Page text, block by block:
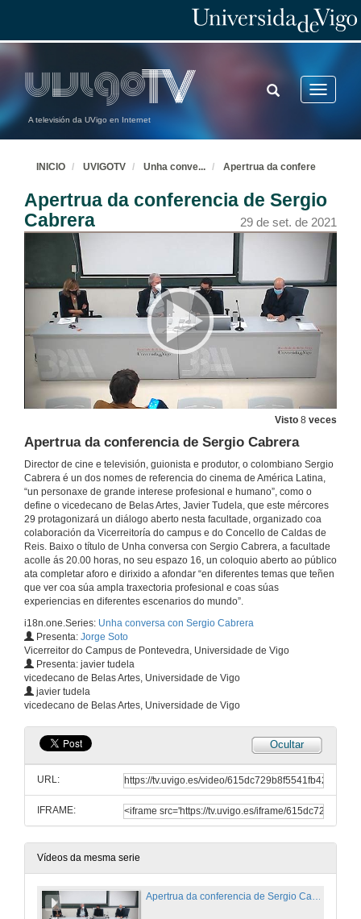
A televisión da UVigo en Internet
Toggle
TOGGLE
SEARCH
INICIO UVIGOTV Unha conve... Apertrua da confere
Apertrua da conferencia de Sergio
Cabrera
29 de set. de 2021
Visto 8 veces
Apertrua da conferencia de Sergio Cabrera
Director de cine e televisión, guionista e produtor, o colombiano Sergio
Cabrera é un dos nomes de referencia do cinema de América Latina,
“un personaxe de grande interese profesional e humano”, como o
define o vicedecano de Belas Artes, Javier Tudela, que este mércores
29 protagonizará un diálogo aberto nesta facultade, organizado coa
colaboración da Vicerreitoría do campus e do Concello de Caldas de
Reis. Baixo o título de Unha conversa con Sergio Cabrera, a facultade
acolle ás 20.00 horas, no seu espazo 16, un coloquio aberto ao público
ata completar aforo e dirixido a afondar “en diferentes temas que teñen
que ver coa súa ampla traxectoria profesional e coas súas
experiencias en diferentes escenarios do mundo”.
i18n.one.Series: Unha conversa con Sergio Cabrera
Presenta: Jorge Soto
Vicerreitor do Campus de Pontevedra, Universidade de Vigo
Presenta: javier tudela
vicedecano de Belas Artes, Universidade de Vigo
javier tudela
vicedecano de Belas Artes, Universidade de Vigo
Ocultar
URL:
IFRAME:
Vídeos da mesma serie
Apertrua da conferencia de Sergio Cabrera